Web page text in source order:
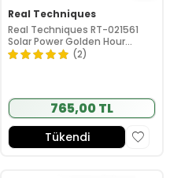
Real Techniques
Real Techniques RT-021561
Solar Power Golden Hour
Limited Edition Makyaj Fırça
(2)
765,00 TL
Tükendi